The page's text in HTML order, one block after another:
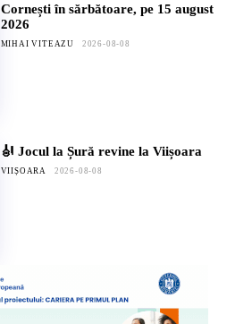
Cornești în sărbătoare, pe 15 august
2026
MIHAI VITEAZU 2026-08-08
🎻 Jocul la Șură revine la Viișoara
VIIȘOARA 2026-08-08